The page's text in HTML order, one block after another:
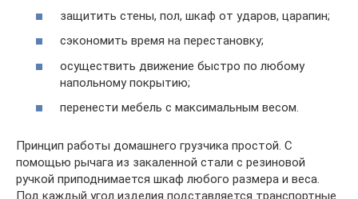
защитить стены, пол, шкаф от ударов, царапин;
сэкономить время на перестановку;
осуществить движение быстро по любому
напольному покрытию;
перенести мебель с максимальным весом.
Принцип работы домашнего грузчика простой. С
помощью рычага из закаленной стали с резиновой
ручкой приподнимается шкаф любого размера и веса.
Под каждый угол изделия подставляется транспортные